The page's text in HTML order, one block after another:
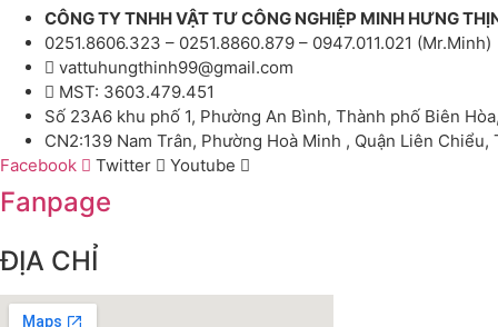
CÔNG TY TNHH VẬT TƯ CÔNG NGHIỆP MINH HƯNG
0251.8606.323 – 0251.8860.879 – 0947.011.021 (Mr.Minh)
vattuhungthinh99@gmail.com
MST: 3603.479.451
Số 23A6 khu phố 1, Phường An Bình, Thành phố Biên
CN2:139 Nam Trân, Phường Hoà Minh , Quận Liên Chiểu,
Facebook
Twitter Youtube
Fanpage
ĐỊA CHỈ